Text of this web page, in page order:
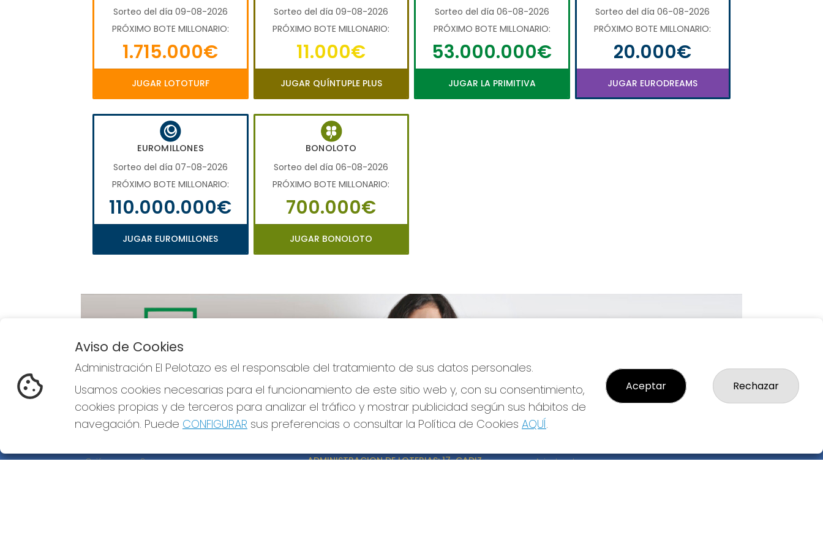
Sorteo del día 09-08-2026
PRÓXIMO BOTE MILLONARIO:
1.715.000€
JUGAR LOTOTURF
Sorteo del día 09-08-2026
PRÓXIMO BOTE MILLONARIO:
11.000€
JUGAR QUÍNTUPLE PLUS
Sorteo del día 06-08-2026
PRÓXIMO BOTE MILLONARIO:
53.000.000€
JUGAR LA PRIMITIVA
Sorteo del día 06-08-2026
PRÓXIMO BOTE MILLONARIO:
20.000€
JUGAR EURODREAMS
EUROMILLONES
Sorteo del día 07-08-2026
PRÓXIMO BOTE MILLONARIO:
110.000.000€
JUGAR EUROMILLONES
BONOLOTO
Sorteo del día 06-08-2026
PRÓXIMO BOTE MILLONARIO:
700.000€
JUGAR BONOLOTO
Imagen anterior Imagen siguiente
¿Quiénes somos?
ADMINISTRACION DE LOTERIAS: 17-CADIZ -
Aviso Legal
Aviso de Cookies
Administración El Pelotazo es el responsable del tratamiento de sus datos personales.
Usamos cookies necesarias para el funcionamiento de este sitio web y, con su consentimiento,
cookies propias y de terceros para analizar el tráfico y mostrar publicidad según sus hábitos de
navegación. Puede CONFIGURAR sus preferencias o consultar la Política de Cookies AQUÍ.
Aceptar Rechazar